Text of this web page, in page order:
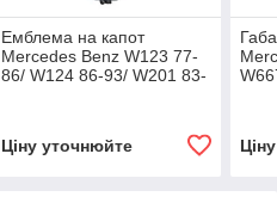
Емблема на капот
Mercedes Benz W123 77-
86/ W124 86-93/ W201 83-
Ціну уточнюйте